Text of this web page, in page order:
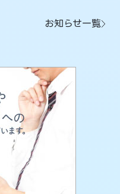
お知らせ一覧